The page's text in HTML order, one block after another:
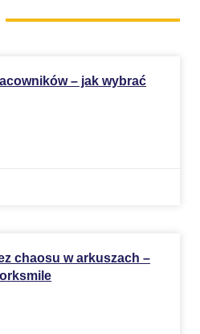
– jak wybrać
chaosu w arkuszach –